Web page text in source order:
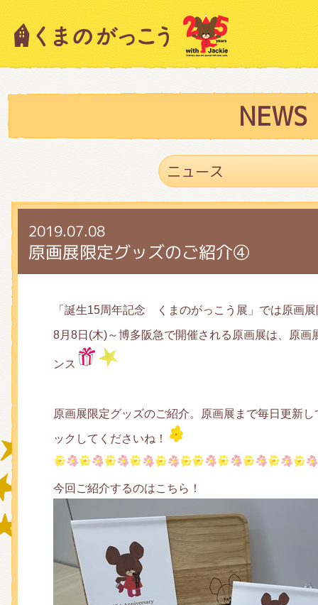
NEWS
2019.07.08
原画展限定グッズのご紹介④
「誕生15周年記念 くまのがっこう展」では原画
8月8日(木)～博多阪急で開催される原画展は、原画
ンス
原画展限定グッズのご紹介。原画展まで毎日更新
ックしてくださいね！
今回ご紹介するのはこちら！
キャラクター紹介
スタッフブログ
絵本・作家紹介
ショップインフォメーション
グッズインフォメーション
ミュージカル・コンサート
おたのしみコンテンツ(クイズ・
チア ジャッキーズ！